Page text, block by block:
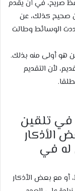
صريح، في أن يقدم
صحيح كذلك، عن
الوسائط وطالت
لأن التقديم
في تلقين
الأذكار
له في
أو مع بعض الأذكار